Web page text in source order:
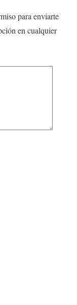
para enviarte
en cualquier